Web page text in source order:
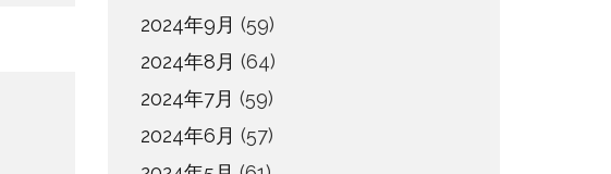
2024年9月 (59)
2024年8月 (64)
2024年7月 (59)
2024年6月 (57)